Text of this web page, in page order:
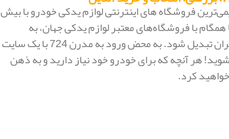
قدیمی‌ترین فروشگاه های اینترنتی لوازم یدکی خودرو با بیش
با فروشگاه‌های معتبر لوازم یدکی جهان، به
بزرگ‌ترین فروشگاه اینترنتی ایران تبدیل شود. به محض ورود به مدرن 724 با یک سایت
هر آنچه که برای خودرو خود نیاز دارید و به ذهن
کرد.